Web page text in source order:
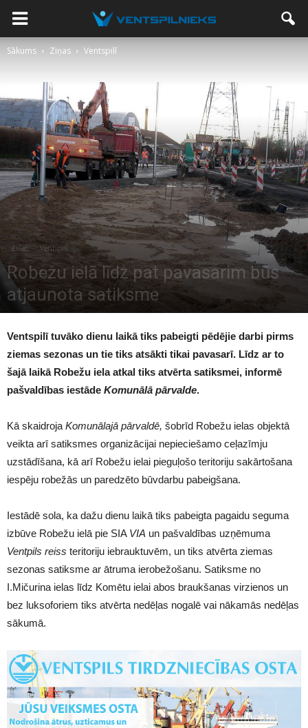
Sākums Ziņas Ventspilī
Ziņas Ventspilī
Robežu ielā līdz pat pavasarim būs
atjaunota satiksme
1500
Ventspilī tuvāko dienu laikā tiks pabeigti pēdējie darbi pirms
ziemas sezonas un tie tiks atsākti tikai pavasarī. Līdz ar to
šajā laikā Robežu iela atkal tiks atvērta satiksmei, informē
pašvaldības iestāde Komunālā pārvalde.
Kā skaidroja Komunālajā pārvaldē, šobrīd Robežu ielas objektā
veikta arī satiksmes organizācijai nepieciešamo ceļazīmju
uzstādīšana, kā arī Robežu ielai pieguļošo teritoriju sakārtošana
iespēju robežās un paredzēto būvdarbu pabeigšana.
Iestādē sola, ka dažu dienu laikā tiks pabeigta pagaidu seguma
izbūve Robežu ielā pie SIA VIA un pašvaldības uzņēmuma
Ventpils reiss teritoriju iebrauktuvēm, un tiks atvērta ziemas
sezonas satiksme ar ātruma ierobežošanu. Satiksme no
I.Mičurina ielas līdz Komētu ielai abos braukšanas virzienos un
bez luksoforiem tiks atvērta nedēļas nogalē vai nākamās nedēļas
sākumā.